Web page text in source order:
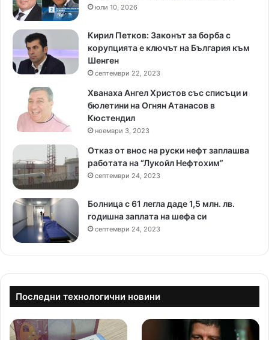
юли 10, 2026
Кирил Петков: Законът за борба с
корупцията е ключът на България към
Шенген
септември 22, 2023
Хванаха Ангел Христов със списъци и
бюлетини на Огнян Атанасов в
Кюстендил
ноември 3, 2023
Отказ от внос на руски нефт заплашва
работата на “Лукойл Нефтохим”
септември 24, 2023
Болница с 61 легла даде 1,5 млн. лв.
годишна заплата на шефа си
септември 24, 2023
Последни технологични новини